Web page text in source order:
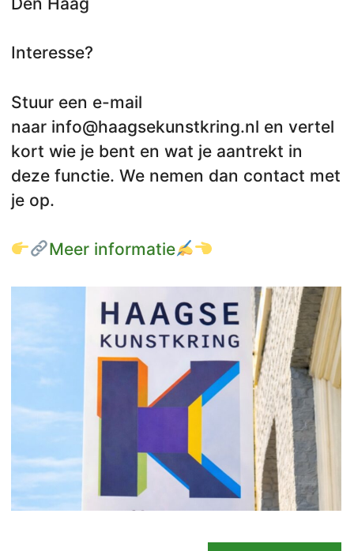
Interesse?
Stuur een e-mail
naar info@haagsekunstkring.nl en vertel
kort wie je bent en wat je aantrekt in
deze functie. We nemen dan contact met
je op.
Meer informatie